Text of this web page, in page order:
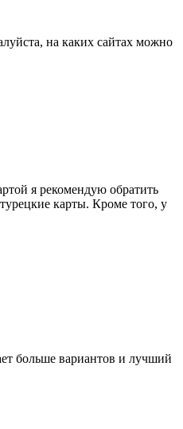
на каких сайтах можно
я рекомендую обратить
карты. Кроме того, у
больше вариантов и лучший